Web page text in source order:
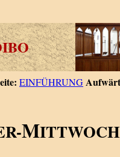
EINFÜHRUNG
M